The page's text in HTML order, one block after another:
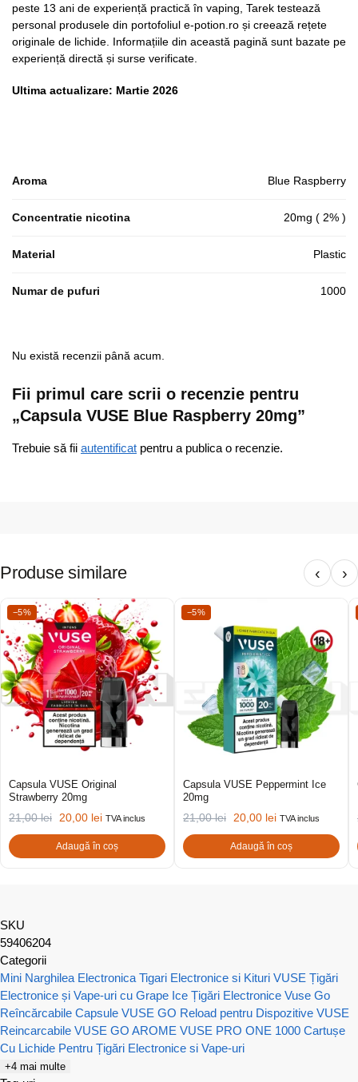
peste 13 ani de experiență practică în vaping, Tarek testează
personal produsele din portofoliul e-potion.ro și creează rețete
originale de lichide. Informațiile din această pagină sunt bazate pe
experiență directă și surse verificate.
Ultima actualizare: Martie 2026
Aroma Blue Raspberry
Concentratie nicotina 20mg ( 2% )
Material Plastic
Numar de pufuri 1000
Nu există recenzii până acum.
Fii primul care scrii o recenzie pentru
„Capsula VUSE Blue Raspberry 20mg”
Trebuie să fii autentificat pentru a publica o recenzie.
Produse similare ‹ ›
−5%
Capsula VUSE Original
Strawberry 20mg
21,00lei 20,00 lei TVA inclus
Adaugă în coș
−5%
Capsula VUSE Peppermint Ice
20mg
21,00lei 20,00 lei TVA inclus
Adaugă în coș
SKU
59406204
Categorii
Mini Narghilea Electronica Tigari Electronice si Kituri VUSE Țigări
Electronice și Vape-uri cu Grape Ice Țigări Electronice Vuse Go
Reîncărcabile Capsule VUSE GO Reload pentru Dispozitive VUSE
Reincarcabile VUSE GO AROME VUSE PRO ONE 1000 Cartușe
Cu Lichide Pentru Țigări Electronice si Vape-uri
+4 mai multe